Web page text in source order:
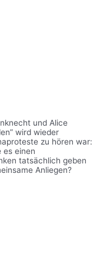
und Alice
wird wieder
zu hören war:
es einen
tatsächlich geben
Anliegen?